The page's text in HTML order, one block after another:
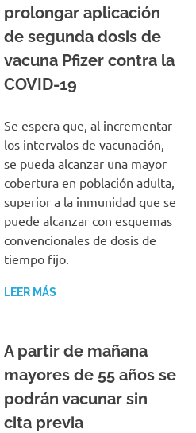
prolongar aplicación
de segunda dosis de
vacuna Pfizer contra la
COVID-19
Se espera que, al incrementar
los intervalos de vacunación,
se pueda alcanzar una mayor
cobertura en población adulta,
superior a la inmunidad que se
puede alcanzar con esquemas
convencionales de dosis de
tiempo fijo.
LEER MÁS
A partir de mañana
mayores de 55 años se
podrán vacunar sin
cita previa